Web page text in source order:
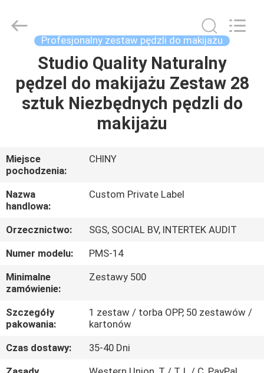
PRODUKTY
NAS
WYCIECZKA
PO
FABRYCE
KONTROLA
JAKOŚCI
SITEMAP
Cosmetics
Profesjonalny zestaw pędzli do makijażu
Studio Quality Naturalny
pędzel do makijażu Zestaw 28
sztuk Niezbędnych pędzli do
makijażu
Miejsce
pochodzenia:
CHINY
Nazwa
handlowa:
Custom Private Label
Orzecznictwo:
SGS, SOCIAL BV, INTERTEK AUDIT
Numer modelu:
PMS-14
Minimalne
zamówienie:
Zestawy 500
Szczegóły
pakowania:
1 zestaw / torba OPP, 50 zestawów /
kartonów
Czas dostawy:
35-40 Dni